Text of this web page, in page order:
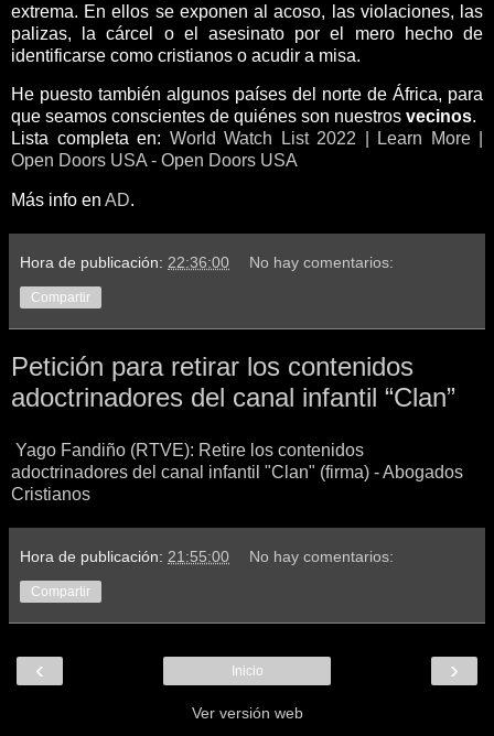
extrema. En ellos se exponen al acoso, las violaciones, las
palizas, la cárcel o el asesinato por el mero hecho de
identificarse como cristianos o acudir a misa.
He puesto también algunos países del norte de África, para
que seamos conscientes de quiénes son nuestros vecinos.
Lista completa en: World Watch List 2022 | Learn More |
Open Doors USA - Open Doors USA
Más info en AD.
Hora de publicación: 22:36:00 No hay comentarios:
Compartir
Petición para retirar los contenidos
adoctrinadores del canal infantil “Clan”
Yago Fandiño (RTVE): Retire los contenidos
adoctrinadores del canal infantil "Clan" (firma) - Abogados
Cristianos
Hora de publicación: 21:55:00 No hay comentarios:
Compartir
‹ ›
Inicio
Ver versión web